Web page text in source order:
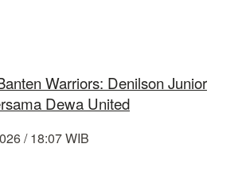
Warriors: Denilson Junior
Dewa United
/ 18:07 WIB